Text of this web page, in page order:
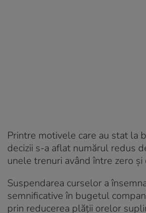
Printre motivele care au stat la
decizii s-a aflat numărul redus
unele trenuri având între zero și
Suspendarea curselor a
semnificative în bugetul
prin reducerea plății orelor